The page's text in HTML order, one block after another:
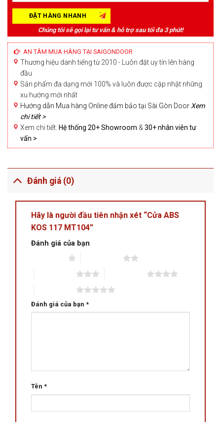
Chúng tôi sẽ gọi lại tư vấn & hỗ trợ sau tối đa 3 phút!
AN TÂM MUA HÀNG TẠI SAIGONDOOR
Thương hiệu danh tiếng từ 2010 - Luôn đặt uy tín lên hàng
đầu
Sản phẩm đa dạng mới 100% và luôn được cập nhật những
xu hướng mới nhất
Hướng dẫn Mua hàng Online đảm bảo tại Sài Gòn Door Xem
chi tiết >
Xem chi tiết: Hệ thống 20+ Showroom & 30+ nhân viên tư
vấn >
Đánh giá (0)
Hãy là người đầu tiên nhận xét “Cửa ABS
KOS 117 MT104”
Đánh giá của bạn
Đánh giá của bạn *
Tên *